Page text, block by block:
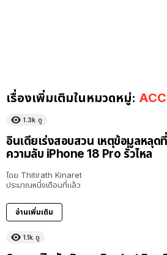
เรื่องเพิ่มเติมในหมวดหมู่:
1.3k ดู
อินเดียเร่งสอบสวน เหตุข้อมูลหลุ
ความลับ iPhone 18 Pro รั่วไหล
โดย Thitirath Kinaret
ประมาณหนึ่งเดือนที่แล้ว
อ่านเพิ่มเติม
1.1k ดู